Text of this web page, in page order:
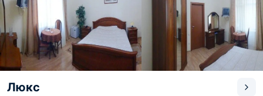
Люкс